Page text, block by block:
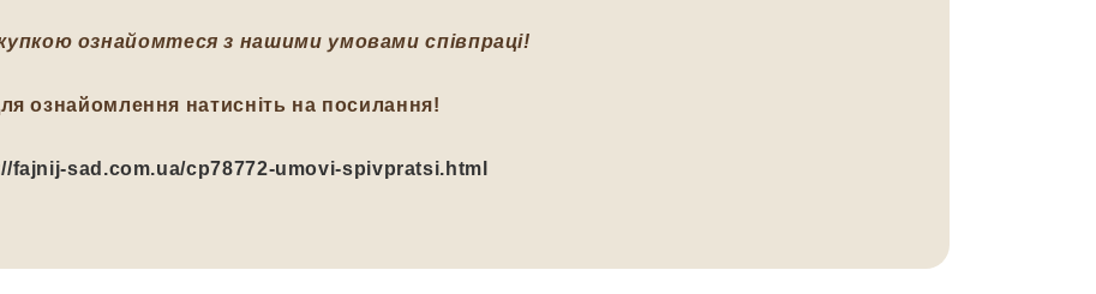
ознайомтеся з нашими умовами співпраці!
ознайомлення натисніть на посилання!
fajnij-sad.com.ua/cp78772-umovi-spivpratsi.html